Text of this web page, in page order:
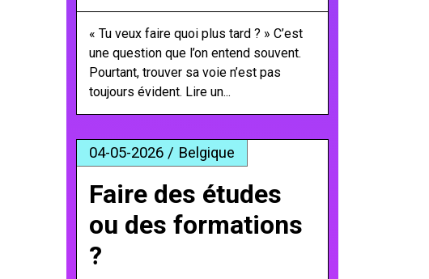
« Tu veux faire quoi plus tard ? » C’est
une question que l’on entend souvent.
Pourtant, trouver sa voie n’est pas
toujours évident. Lire un...
04-05-2026 / Belgique
Faire des études
ou des formations
?